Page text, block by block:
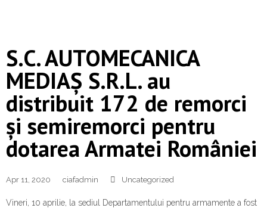
S.C. AUTOMECANICA
MEDIAȘ S.R.L. au
distribuit 172 de remorci
și semiremorci pentru
dotarea Armatei României
Apr 11, 2020 ciafadmin Uncategorized
Vineri, 10 aprilie, la sediul Departamentului pentru armamente a fost